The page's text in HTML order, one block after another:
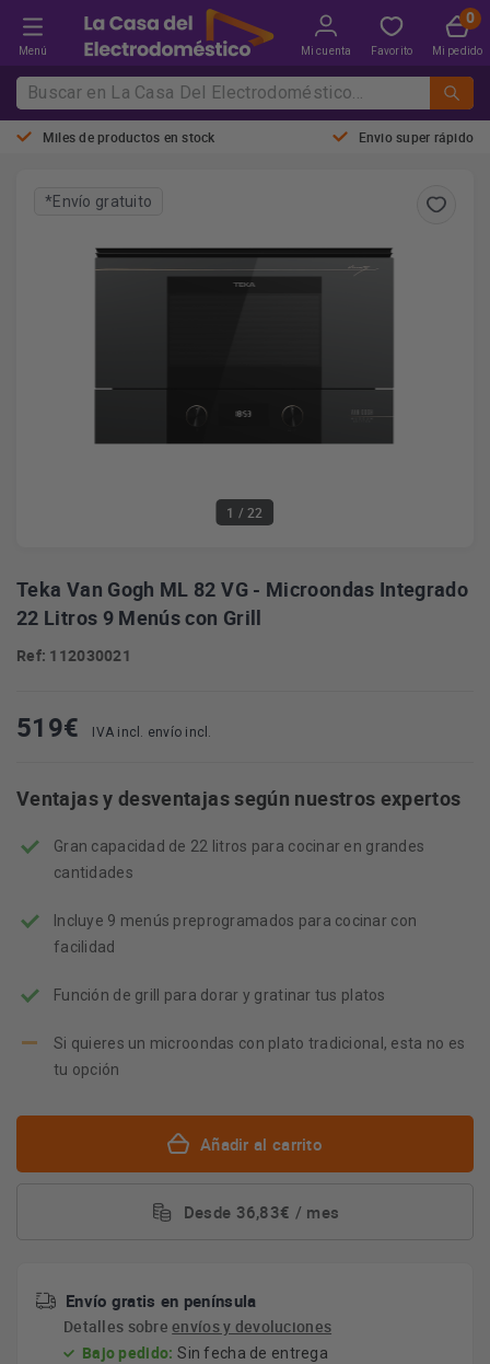
Menú Mi cuenta Favorito Mi pedido
Miles de productos en stock Envio super rápido
1 / 22
*Envío gratuito
Teka Van Gogh ML 82 VG - Microondas Integrado
22 Litros 9 Menús con Grill
Ref: 112030021
519€ IVA incl. envío incl.
Ventajas y desventajas según nuestros expertos
Gran capacidad de 22 litros para cocinar en grandes
cantidades
Incluye 9 menús preprogramados para cocinar con
facilidad
Función de grill para dorar y gratinar tus platos
Si quieres un microondas con plato tradicional, esta no es
tu opción
Añadir al carrito
Desde 36,83€ / mes
Envío gratis en península
Detalles sobreenvíos y devoluciones
Bajo pedido: Sin fecha de entrega